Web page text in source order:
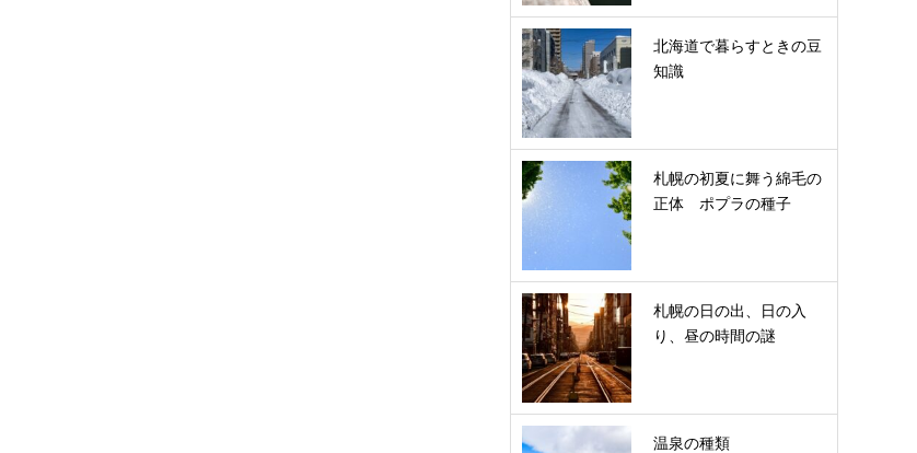
北海道で暮らすときの豆
知識
札幌の初夏に舞う綿毛の
正体 ポプラの種子
札幌の日の出、日の入
り、昼の時間の謎
温泉の種類